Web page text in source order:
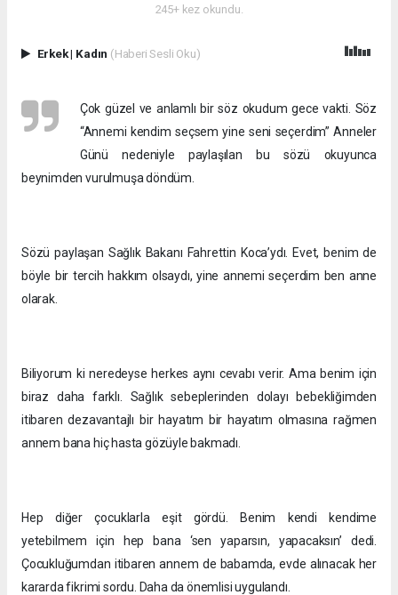
245+ kez okundu.
Erkek| Kadın (Haberi Sesli Oku)
Çok güzel ve anlamlı bir söz okudum gece vakti. Söz
“Annemi kendim seçsem yine seni seçerdim” Anneler
Günü nedeniyle paylaşılan bu sözü okuyunca
beynimden vurulmuşa döndüm.
Sözü paylaşan Sağlık Bakanı Fahrettin Koca’ydı. Evet, benim de
böyle bir tercih hakkım olsaydı, yine annemi seçerdim ben anne
olarak.
Biliyorum ki neredeyse herkes aynı cevabı verir. Ama benim için
biraz daha farklı. Sağlık sebeplerinden dolayı bebekliğimden
itibaren dezavantajlı bir hayatım bir hayatım olmasına rağmen
annem bana hiç hasta gözüyle bakmadı.
Hep diğer çocuklarla eşit gördü. Benim kendi kendime
yetebilmem için hep bana ‘sen yaparsın, yapacaksın’ dedi.
Çocukluğumdan itibaren annem de babamda, evde alınacak her
kararda fikrimi sordu. Daha da önemlisi uygulandı.